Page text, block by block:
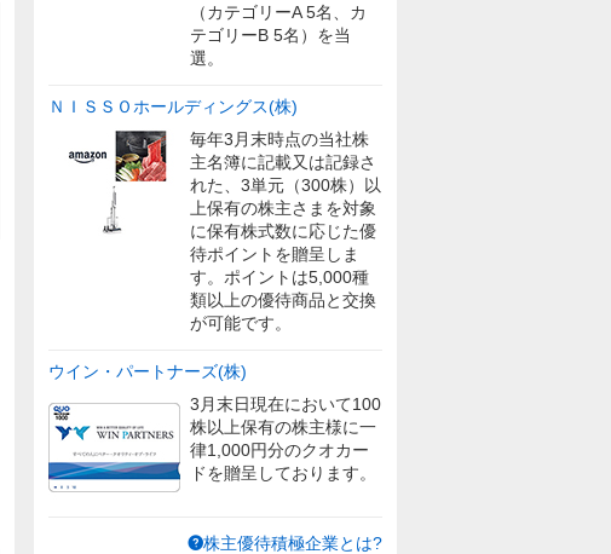
（カテゴリーA 5名、カ
テゴリーB 5名）を当
選。
ＮＩＳＳＯホールディングス(株)
毎年3月末時点の当社株
主名簿に記載又は記録さ
れた、3単元（300株）以
上保有の株主さまを対象
に保有株式数に応じた優
待ポイントを贈呈しま
す。ポイントは5,000種
類以上の優待商品と交換
が可能です。
ウイン・パートナーズ(株)
3月末日現在において100
株以上保有の株主様に一
律1,000円分のクオカー
ドを贈呈しております。
株主優待積極企業とは?